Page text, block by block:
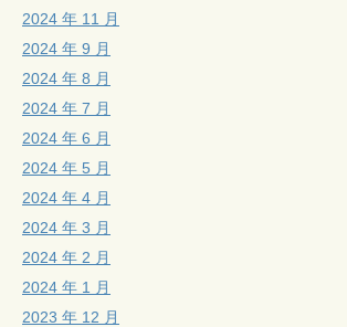
2024 年 11 月
2024 年 9 月
2024 年 8 月
2024 年 7 月
2024 年 6 月
2024 年 5 月
2024 年 4 月
2024 年 3 月
2024 年 2 月
2024 年 1 月
2023 年 12 月